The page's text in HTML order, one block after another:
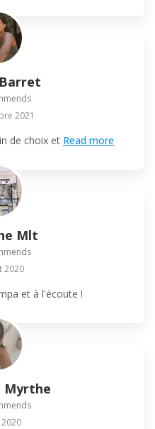
2021
de choix et Read more
Mlt
2020
et à l'écoute !
Myrthe